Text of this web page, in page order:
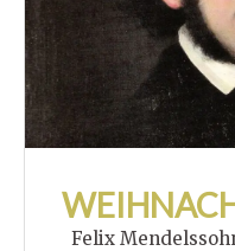
Felix